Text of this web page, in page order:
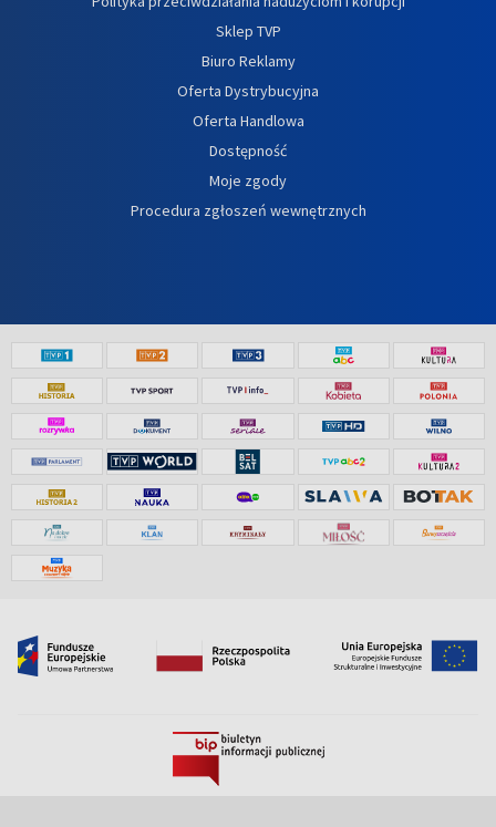
Sklep TVP
Biuro Reklamy
Oferta Dystrybucyjna
Oferta Handlowa
Dostępność
Moje zgody
Procedura zgłoszeń wewnętrznych